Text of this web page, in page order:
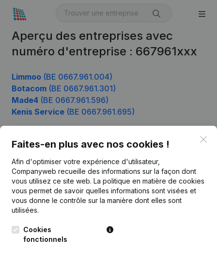
Aperçu des entreprises avec
numéro d'entreprise : 667961xxx
Limmoo (BE 0667.961.004)
Botacom (BE 0667.961.301)
Made4 (BE 0667.961.596)
Kenis Service (BE 0667.961.695)
Faites-en plus avec nos cookies !
Afin d'optimiser votre expérience d'utilisateur,
Companyweb recueille des informations sur la façon dont
vous utilisez ce site web. La politique en matière de cookies
vous permet de savoir quelles informations sont visées et
vous donne le contrôle sur la manière dont elles sont
utilisées.
Cookies
fonctionnels
Français
Leuvensesteenweg
248D,
Produit
Informations d’entreprise
Monitoring
Recherche internationale